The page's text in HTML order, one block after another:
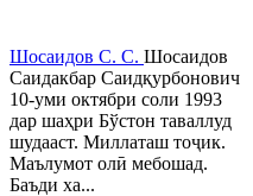
Шосаидов С. С. Шосаидов
Саидакбар Саидқурбонович
10-уми октябри соли 1993
дар шаҳри Бўстон таваллуд
шудааст. Миллаташ тоҷик.
Маълумот олӣ мебошад.
Баъди ха...